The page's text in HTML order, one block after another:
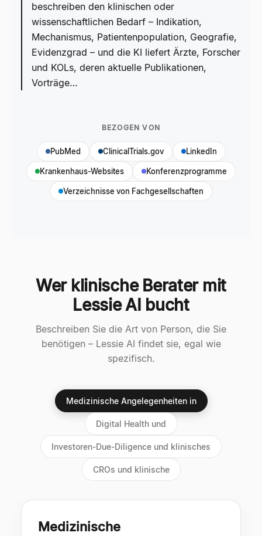
beschreiben den klinischen oder
wissenschaftlichen Bedarf – Indikation,
Mechanismus, Patientenpopulation, Geografie,
Evidenzgrad – und die KI liefert Ärzte, Forscher
und KOLs, deren aktuelle Publikationen,
Vorträge…
BEZOGEN VON
PubMed ClinicalTrials.gov LinkedIn
Krankenhaus-Websites Konferenzprogramme
Verzeichnisse von Fachgesellschaften
Wer klinische Berater mit
Lessie AI bucht
Beschreiben Sie die Art von Person, die Sie
benötigen – Lessie AI findet sie, egal wie
spezifisch.
Medizinische Angelegenheiten in
Digital Health und
Investoren-Due-Diligence und klinisches
CROs und klinische
Medizinische